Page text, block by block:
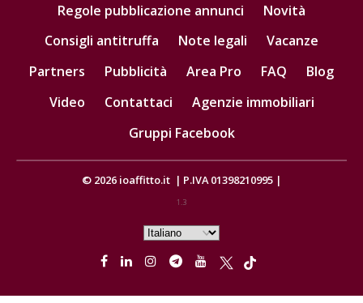
Regole pubblicazione annunci
Novità
Consigli antitruffa
Note legali
Vacanze
Partners
Pubblicità Area Pro FAQ
Blog
Video
Contattaci
Agenzie immobiliari
Gruppi Facebook
© 2026 ioaffitto.it | P.IVA 01398210995 |
1.3